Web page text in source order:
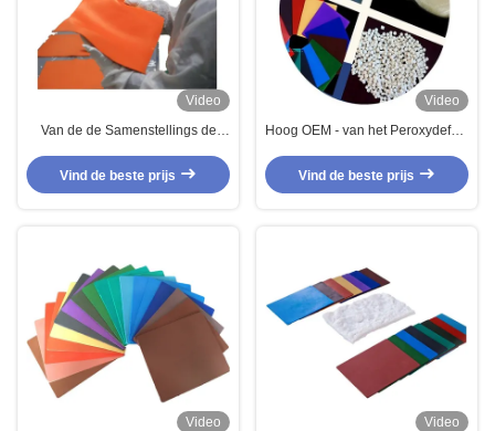
Video
Van de de Samenstellings de
Fluoroelastomer Brandstof
Vind de beste prijs
Video
Hoog OEM - van het Peroxydefkm
van dichtheidsbisphenol de
Vind de beste prijs
Video
Video